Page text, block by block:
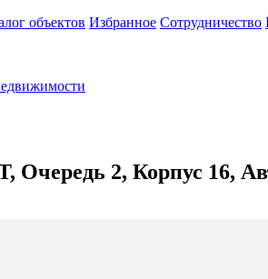
объектов Избранное Сотрудничество
2, Корпус 16,